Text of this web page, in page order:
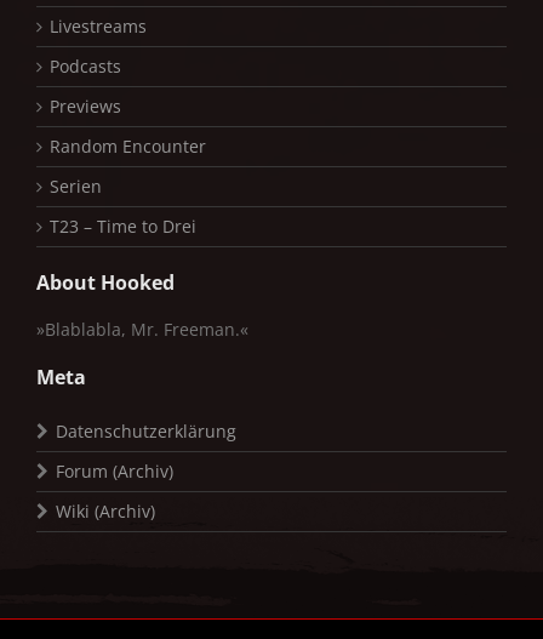
Livestreams
Podcasts
Previews
Random Encounter
Serien
T23 – Time to Drei
About Hooked
»Blablabla, Mr. Freeman.«
Meta
Datenschutzerklärung
Forum (Archiv)
Wiki (Archiv)